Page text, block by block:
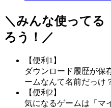
＼みんな使ってる
ろう！／
【便利1】
ダウンロード履歴が保
ームなんて名前だっけ
【便利2】
気になるゲームは「マ